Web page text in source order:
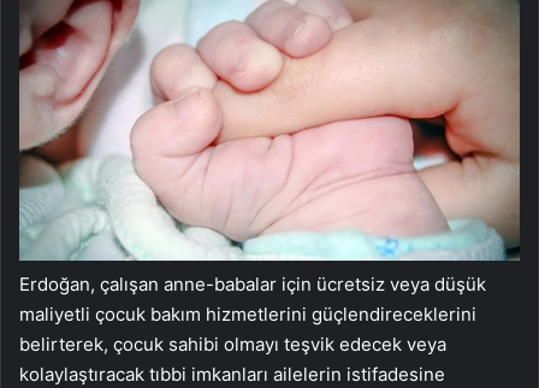
Erdoğan, çalışan anne-babalar için ücretsiz veya düşük
maliyetli çocuk bakım hizmetlerini güçlendireceklerini
belirterek, çocuk sahibi olmayı teşvik edecek veya
kolaylaştıracak tıbbi imkanları ailelerin istifadesine